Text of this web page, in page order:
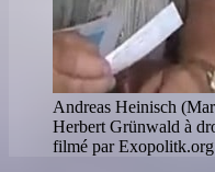
Andreas Heinisch
Herbert Grünwald à
filmé par Exopolitk.org